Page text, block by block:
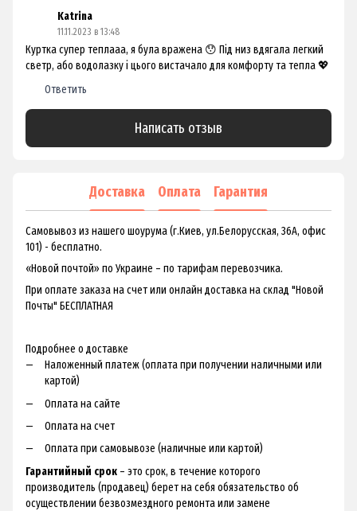
Katrina
11.11.2023 в 13:48
Куртка супер теплааа, я була вражена 😯 Під низ вдягала легкий
светр, або водолазку і цього вистачало для комфорту та тепла 💖
Ответить
Написать отзыв
Доставка Оплата Гарантия
Самовывоз из нашего шоурума (г.Киев, ул.Белорусская, 36А, офис
101) - бесплатно.
«Новой почтой» по Украине – по тарифам перевозчика.
При оплате заказа на счет или онлайн доставка на склад "Новой
Почты" БЕСПЛАТНАЯ
Подробнее о доставке
Наложенный платеж (оплата при получении наличными или
картой)
Оплата на сайте
Оплата на счет
Оплата при самовывозе (наличные или картой)
Гарантийный срок – это срок, в течение которого
производитель (продавец) берет на себя обязательство об
осуществлении безвозмездного ремонта или замене